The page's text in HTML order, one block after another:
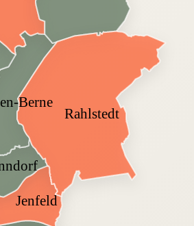
Jenfeld
Berne
Rahlstedt